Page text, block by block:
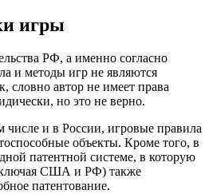
игры
РФ, а именно согласно
и методы игр не являются
словно автор не имеет права
но это не верно.
числе и в России, игровые правила
объекты. Кроме того, в
патентной системе, в которую
США и РФ) также
патентование.